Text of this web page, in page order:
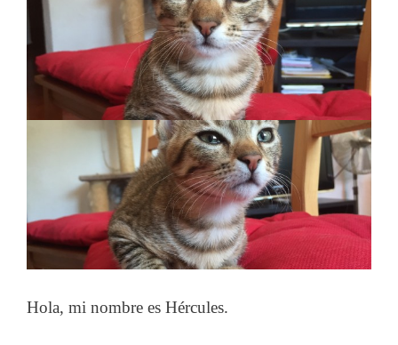
Hola, mi nombre es Hércules.